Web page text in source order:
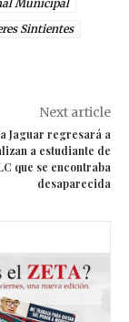
Municipal
Next article
Jaguar regresará a
a estudiante de
que se encontraba
desaparecida